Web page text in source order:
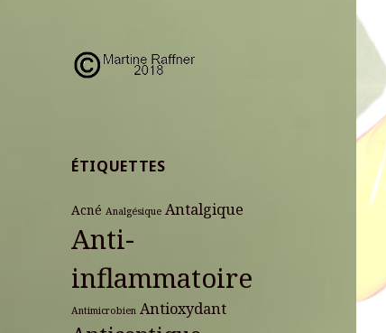
ÉTIQUETTES
Acné Analgésique Antalgique
Anti-
inflammatoire
Antimicrobien Antioxydant